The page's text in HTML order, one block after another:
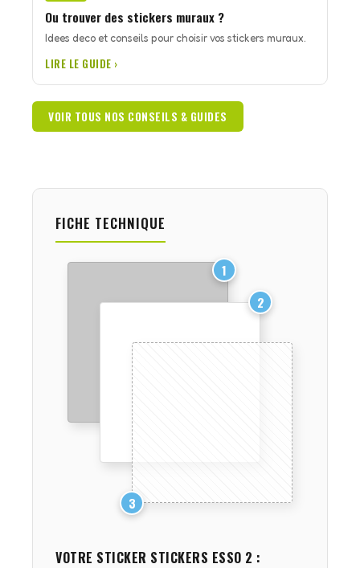
Ou trouver des stickers muraux ?
Idees deco et conseils pour choisir vos stickers muraux.
LIRE LE GUIDE ›
VOIR TOUS NOS CONSEILS & GUIDES
FICHE TECHNIQUE
1
2
3
VOTRE STICKER STICKERS ESSO 2 :